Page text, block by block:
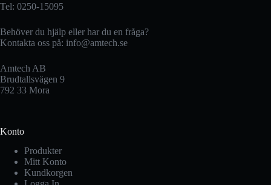
Tel: 0250-15095
Behöver du hjälp eller har du en fråga?
Kontakta oss på: info@amtech.se
Amtech AB
Brudtallsvägen 9
792 33 Mora
Konto
Produkter
Mitt Konto
Kundkorgen